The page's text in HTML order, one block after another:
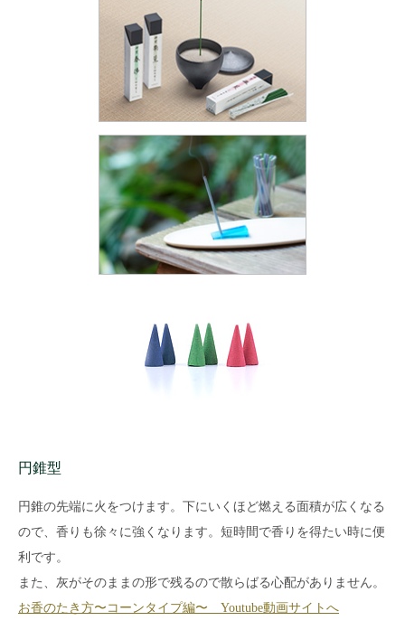
円錐型
円錐の先端に火をつけます。下にいくほど燃える面積が広くなる
ので、香りも徐々に強くなります。短時間で香りを得たい時に便
利です。
また、灰がそのままの形で残るので散らばる心配がありません。
お香のたき方〜コーンタイプ編〜 Youtube動画サイトへ